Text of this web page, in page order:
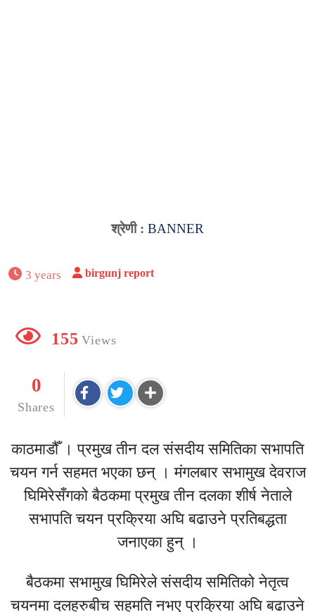
श्रेणी : BANNER
3 years birgunj report
155 Views
0
Shares
काठमाडौँ । प्रमुख तीन दल संसदीय समितिका सभापति
चयन गर्न सहमत भएका छन् । मंगलबार सभामुख देवराज
घिमिरेसँगको बैठकमा प्रमुख तीन दलका शीर्ष नेताले
सभापति चयन प्रक्रिया अघि बढाउने प्रतिबद्धता
जनाएका हुन् ।
बैठकमा सभामुख घिमिरेले संसदीय समितिको नेतृत्व
चयनमा दलहरुबीच सहमति नभए प्रक्रिया अघि बढाउने